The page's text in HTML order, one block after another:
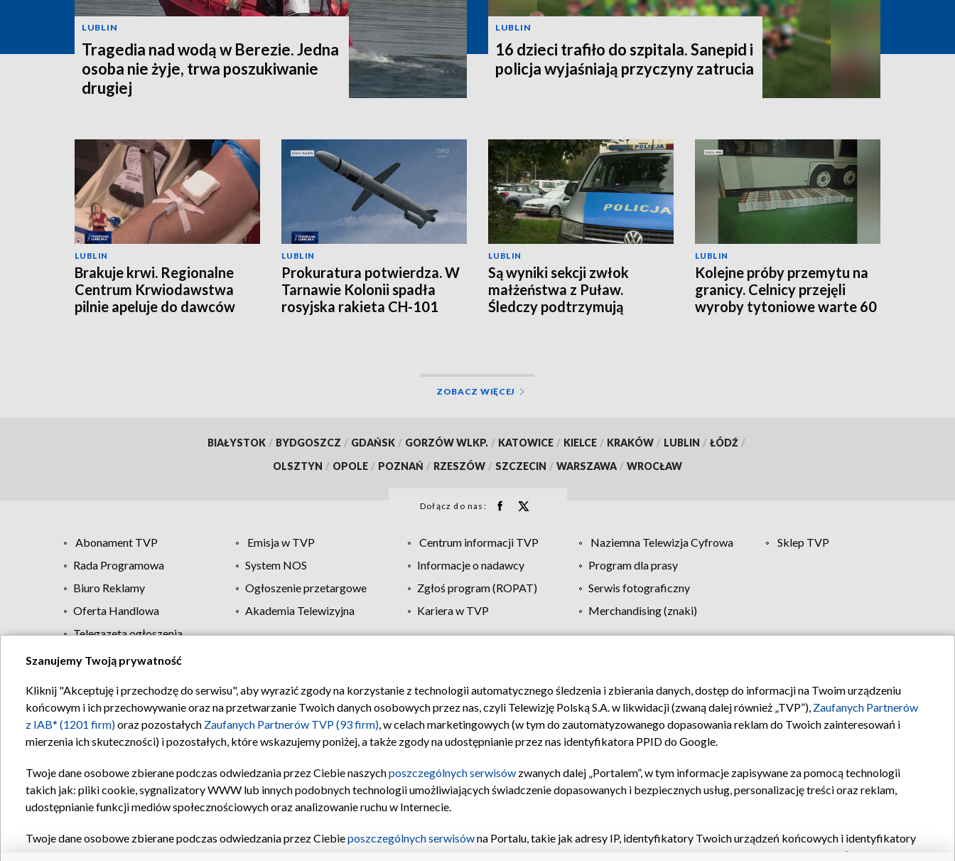
LUBLIN
Tragedia nad wodą w Berezie. Jedna
osoba nie żyje, trwa poszukiwanie
drugiej
LUBLIN
16 dzieci trafiło do szpitala. Sanepid i
policja wyjaśniają przyczyny zatrucia
LUBLIN
Brakuje krwi. Regionalne
Centrum Krwiodawstwa
pilnie apeluje do dawców
LUBLIN
Prokuratura potwierdza. W
Tarnawie Kolonii spadła
rosyjska rakieta CH-101
LUBLIN
Są wyniki sekcji zwłok
małżeństwa z Puław.
Śledczy podtrzymują
LUBLIN
Kolejne próby przemytu na
granicy. Celnicy przejęli
wyroby tytoniowe warte 60
ZOBACZ WIĘCEJ
BIAŁYSTOK / BYDGOSZCZ / GDAŃSK / GORZÓW WLKP. / KATOWICE / KIELCE / KRAKÓW / LUBLIN / ŁÓDŹ /
OLSZTYN / OPOLE / POZNAŃ / RZESZÓW / SZCZECIN / WARSZAWA / WROCŁAW
Dołącz do nas:
Abonament TVP Emisja w TVP Centrum informacji TVP Naziemna Telewizja Cyfrowa
Sklep TVP
Rada Programowa
System NOS Informacje o nadawcy
Program dla prasy
Biuro Reklamy
Ogłoszenie przetargowe Zgłoś program (ROPAT)
Serwis fotograficzny
Oferta Handlowa
Akademia Telewizyjna Kariera w TVP
Merchandising (znaki)
Telegazeta ogłoszenia
Regulamin TVP Polityka prywatności Moje zgody Pomoc Biuro reklamy Kontakt
Szanujemy Twoją prywatność
Kliknij "Akceptuję i przechodzę do serwisu", aby wyrazić zgody na korzystanie z technologii automatycznego śledzenia i zbierania danych, dostęp do informacji na Twoim urządzeniu
końcowym i ich przechowywanie oraz na przetwarzanie Twoich danych osobowych przez nas, czyli Telewizję Polską S.A. w likwidacji (zwaną dalej również „TVP”), Zaufanych Partnerów
z IAB* (1201 firm)oraz pozostałych Zaufanych Partnerów TVP (93 firm), w celach marketingowych (w tym do zautomatyzowanego dopasowania reklam do Twoich zainteresowań i
mierzenia ich skuteczności) i pozostałych, które wskazujemy poniżej, a także zgody na udostępnianie przez nas identyfikatora PPID do Google.
Twoje dane osobowe zbierane podczas odwiedzania przez Ciebie naszychposzczególnych serwisów zwanych dalej „Portalem”, w tym informacje zapisywane za pomocą technologii
takich jak: pliki cookie, sygnalizatory WWW lub innych podobnych technologii umożliwiających świadczenie dopasowanych i bezpiecznych usług, personalizację treści oraz reklam,
udostępnianie funkcji mediów społecznościowych oraz analizowanie ruchu w Internecie.
Twoje dane osobowe zbierane podczas odwiedzania przez Ciebieposzczególnych serwisówna Portalu, takie jak adresy IP, identyfikatory Twoich urządzeń końcowych i identyfikatory
oraz pozostałych